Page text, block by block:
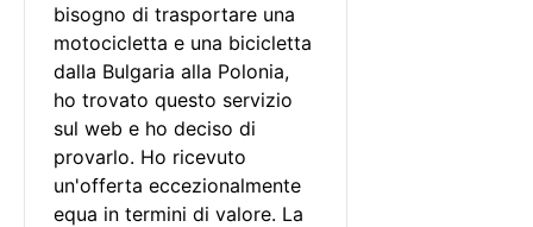
bisogno di trasportare una
motocicletta e una bicicletta
dalla Bulgaria alla Polonia,
ho trovato questo servizio
sul web e ho deciso di
provarlo. Ho ricevuto
un'offerta eccezionalmente
equa in termini di valore. La